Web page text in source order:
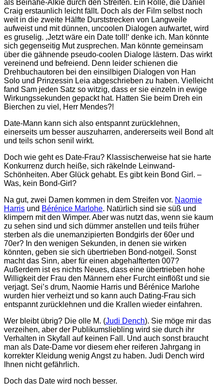
als Beinahe-Alkie durch den Streifen. Ein Rolle, die Daniel
Craig erstaunlich leicht fällt. Doch als der Film selbst noch
weit in die zweite Hälfte Durststrecken von Langweile
aufweist und mit dünnen, uncoolen Dialogen aufwartet, wird
es gruselig. ‚Jetzt wäre ein Date toll!‘ denke ich. Man könnte
sich gegenseitig Mut zusprechen. Man könnte gemeinsam
über die gähnende pseudo-coolen Dialoge lästern. Das wirkt
vereinend und befreiend. Denn leider schienen die
Drehbuchautoren bei den einsilbigen Dialogen von Han
Solo und Prinzessin Leia abgeschrieben zu haben. Vielleicht
fand Sam jeden Satz so witzig, dass er sie einzeln in ewige
Wirkungssekunden gepackt hat. Hatten Sie beim Dreh ein
Bierchen zu viel, Herr Mendes?!
Date-Mann kann sich also entspannt zurücklehnen,
einerseits um besser auszuharren, andererseits weil Bond alt
und teils schon senil wirkt.
Doch wie geht es Date-Frau? Klassischerweise hat sie harte
Konkurrenz durch heiße, sich räkelnde Leinwand-
Schönheiten. Aber Glück gehabt. Es gibt kein Bond Girl. –
Was, kein Bond-Girl?
Na gut, zwei Damen kommen in dem Streifen vor. Naomie
Harris und Bérénice Marlohe. Natürlich sind sie süß und
klimpern mit den Wimper. Aber was nutzt das, wenn sie kaum
zu sehen sind und sich dümmer anstellen und teils früher
sterben als die unemanzipierten Bondgirls der 60er und
70er? In den wenigen Sekunden, in denen sie wirken
könnten, geben sie sich übertrieben Bond-notgeil. Sonst
macht das Sinn, aber für einen abgehalfterten 007?
Außerdem ist es nichts Neues, dass eine übertrieben hohe
Willigkeit der Frau den Männern eher Furcht einflößt und sie
verjagt. Sei’s drum, Naomie Harris und Bérénice Marlohe
wurden hier verheizt und so kann auch Dating-Frau sich
entspannt zurücklehnen und die Krallen wieder einfahren.
Wer bleibt übrig? Die olle M. (Judi Dench). Sie möge mir das
verzeihen, aber der Publikumsliebling wird sie durch ihr
Verhalten in Skyfall auf keinen Fall. Und auch sonst braucht
man als Date-Dame vor diesem eher reiferen Jahrgang in
korrekter Kleidung wenig Angst zu haben. Judi Dench wird
Ihnen nicht gefährlich.
Doch das Date wird noch besser.